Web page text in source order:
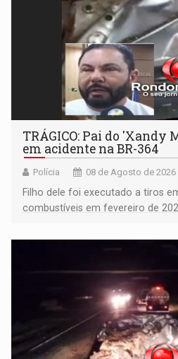
TRÁGICO: Pai do 'Xandy
em acidente na BR-364
Polícia 08 de Agosto de 2026
Filho dele foi executado a tiros
combustíveis em fevereiro de